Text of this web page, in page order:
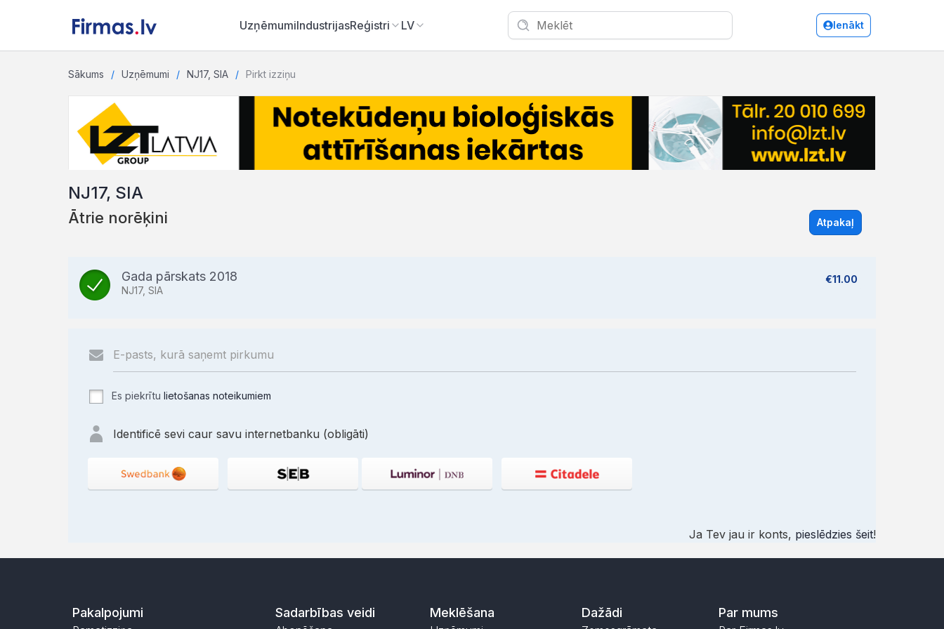
UzņēmumiIndustrijasReģistri LV Ienākt
Sākums Uzņēmumi NJ17, SIA Pirkt izziņu
NJ17, SIA
Ātrie norēķini Atpakaļ
Gada pārskats 2018
NJ17, SIA
€11.00
Es piekrītu lietošanas noteikumiem
Identificē sevi caur savu internetbanku (obligāti)
Ja Tev jau ir konts, pieslēdzies šeit!
Pakalpojumi Sadarbības veidi Meklēšana Dažādi Par mums